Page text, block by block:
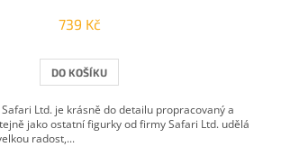
739 Kč
DO KOŠÍKU
Ltd. je krásně do detailu propracovaný a
jako ostatní figurky od firmy Safari Ltd. udělá
radost,...